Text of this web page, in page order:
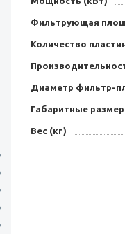
Фильтрующая
Количество
Диаметр фильтр-
Габаритные
Вес (кг)